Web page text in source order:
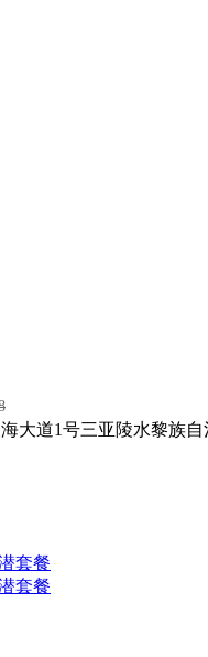
大道1号三亚陵水黎族